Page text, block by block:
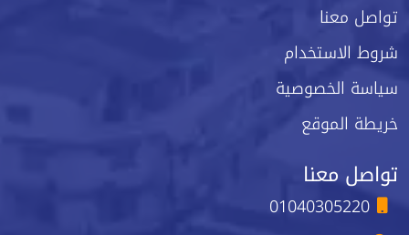
تواصل معنا
شروط الاستخدام
سياسة الخصوصية
خريطة الموقع
تواصل معنا
01040305220